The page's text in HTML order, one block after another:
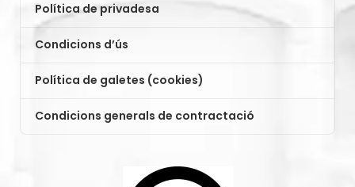
Política de privadesa
Condicions d’ús
Política de galetes (cookies)
Condicions generals de contractació